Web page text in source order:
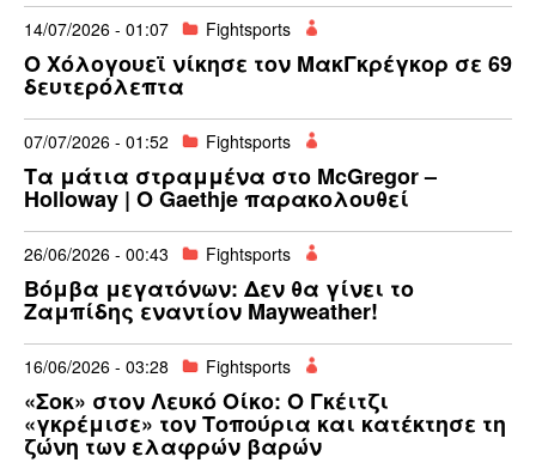
14/07/2026 - 01:07
Fightsports
Ο Χόλογουεϊ νίκησε τον ΜακΓκρέγκορ σε 69
δευτερόλεπτα
07/07/2026 - 01:52 Fightsports
Τα μάτια στραμμένα στο McGregor –
Holloway | Ο Gaethje παρακολουθεί
26/06/2026 - 00:43 Fightsports
Βόμβα μεγατόνων: Δεν θα γίνει το
Ζαμπίδης εναντίον Mayweather!
16/06/2026 - 03:28 Fightsports
«Σοκ» στον Λευκό Οίκο: Ο Γκέιτζι
«γκρέμισε» τον Τοπούρια και κατέκτησε τη
ζώνη των ελαφρών βαρών